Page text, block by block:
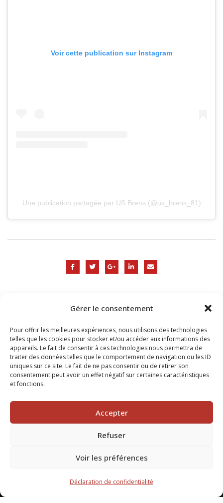
Gérer le consentement
Pour offrir les meilleures expériences, nous utilisons des technologies
telles que les cookies pour stocker et/ou accéder aux informations des
appareils. Le fait de consentir à ces technologies nous permettra de
traiter des données telles que le comportement de navigation ou les ID
uniques sur ce site. Le fait de ne pas consentir ou de retirer son
consentement peut avoir un effet négatif sur certaines caractéristiques
et fonctions.
Accepter
Refuser
Voir les préférences
Déclaration de confidentialité
Voir cette publication sur Instagram
Une publication partagée par US Brens (@us_brens_81)